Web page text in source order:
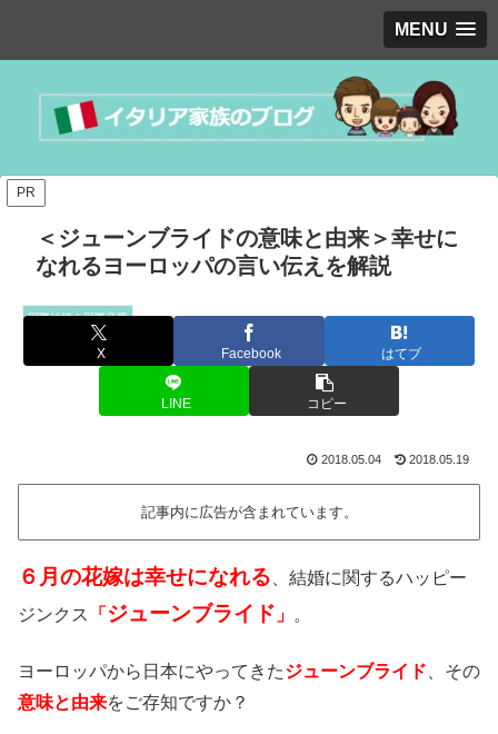
MENU
PR
＜ジューンブライドの意味と由来＞幸せに
なれるヨーロッパの言い伝えを解説
国際結婚＆国際恋愛
X Facebook はてブ
LINE コピー
2018.05.04 2018.05.19
記事内に広告が含まれています。
６月の花嫁は幸せになれる 、結婚に関するハッピー
ジンクス
「 ジューンブライド 」 。
ヨーロッパから日本にやってきたジューンブライド 、その
意味と由来をご存知ですか？